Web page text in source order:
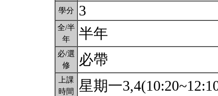
學分 3
全/半
年
半年
必/選
修
必帶
上課
時間
星期一